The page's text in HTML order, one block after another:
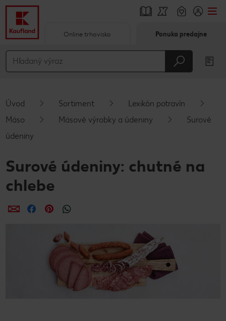
Hlavný obsah
Vyskakovací bočný panel
Online trhovisko Ponuka predajne
Úvod Sortiment
Lexikón potravín
Mäso
Mäsové výrobky a údeniny
Surové
údeniny
Surové údeniny: chutné na
chlebe
ZdieľaťZdieľaťZdieľať